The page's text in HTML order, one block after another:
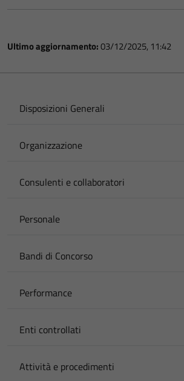
Ultimo aggiornamento:03/12/2025, 11:42
Disposizioni Generali
Organizzazione
Consulenti e collaboratori
Personale
Bandi di Concorso
Performance
Enti controllati
Attività e procedimenti